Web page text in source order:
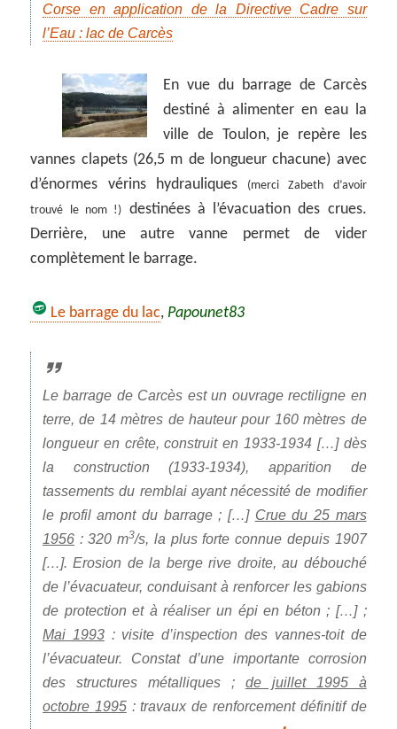
Corse en application de la Directive Cadre sur
l’Eau : lac de Carcès
En vue du barrage de Carcès
destiné à alimenter en eau la
ville de Toulon, je repère les
vannes clapets (26,5 m de longueur chacune) avec
d’énormes vérins hydrauliques
(merci Zabeth d’avoir
trouvé le nom !) destinées à l’évacuation des crues.
Derrière, une autre vanne permet de vider
complètement le barrage.
Le barrage du lac, Papounet83
Le barrage de Carcès est un ouvrage rectiligne en
terre, de 14 mètres de hauteur pour 160 mètres de
longueur en crête, construit en 1933-1934 […] dès
la construction (1933-1934), apparition de
tassements du remblai ayant nécessité de modifier
le profil amont du barrage ; […] Crue du 25 mars
1956 : 320 m3/s, la plus forte connue depuis 1907
[…]. Erosion de la berge rive droite, au débouché
de l’évacuateur, conduisant à renforcer les gabions
de protection et à réaliser un épi en béton ; […] ;
Mai 1993: visite d’inspection des vannes-toit de
l’évacuateur. Constat d’une importante corrosion
des structures métalliques ; de juillet 1995 à
octobre 1995: travaux de renforcement définitif de